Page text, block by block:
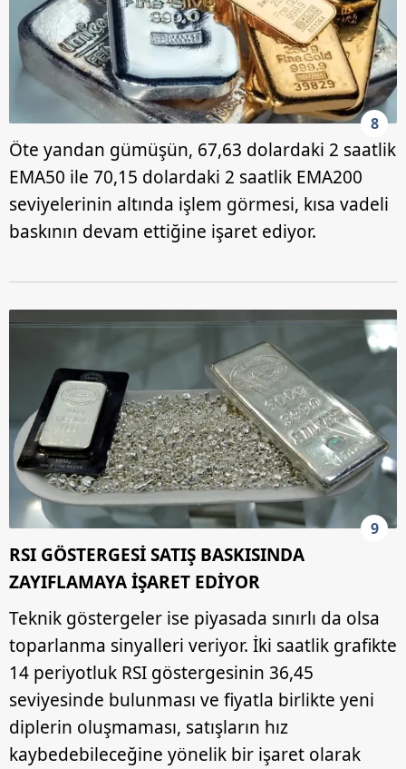
8
Öte yandan gümüşün, 67,63 dolardaki 2 saatlik
EMA50 ile 70,15 dolardaki 2 saatlik EMA200
seviyelerinin altında işlem görmesi, kısa vadeli
baskının devam ettiğine işaret ediyor.
9
RSI GÖSTERGESİ SATIŞ BASKISINDA
ZAYIFLAMAYA İŞARET EDİYOR
Teknik göstergeler ise piyasada sınırlı da olsa
toparlanma sinyalleri veriyor. İki saatlik grafikte
14 periyotluk RSI göstergesinin 36,45
seviyesinde bulunması ve fiyatla birlikte yeni
diplerin oluşmaması, satışların hız
kaybedebileceğine yönelik bir işaret olarak